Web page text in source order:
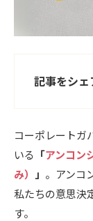
記事をシェ
コーポレートガ
いる 「アンコン
み）
」 。アンコ
私たちの意思決
す。